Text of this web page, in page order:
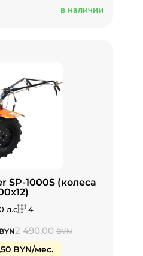
в наличии
SP-1000S (колеса
л.с 4
BYN2 490.00BYN
BYN/мес.